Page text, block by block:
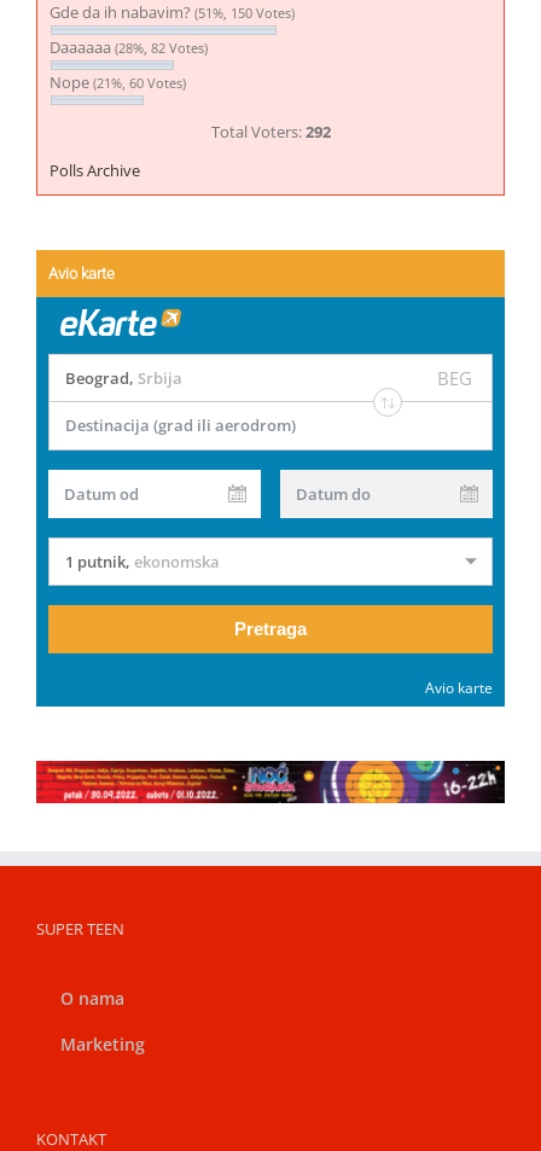
Gde da ih nabavim? (51%, 150 Votes)
Daaaaaa (28%, 82 Votes)
Nope (21%, 60 Votes)
Total Voters:292
Polls Archive
Avio karte
Beograd, Srbija BEG
Destinacija (grad ili aerodrom)
Datum od Datum do
1 putnik, ekonomska
Pretraga
Avio karte
SUPER TEEN
O nama
Marketing
KONTAKT